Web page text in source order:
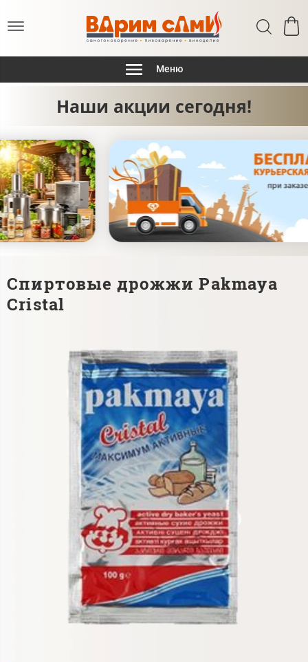
Меню
Наши акции сегодня!
Спиртовые дрожжи Pakmaya
Cristal